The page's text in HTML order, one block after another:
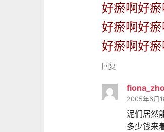
好瘀啊好
好瘀啊好
好瘀啊好
回复
2005年6月
泥们居然
多少钱来